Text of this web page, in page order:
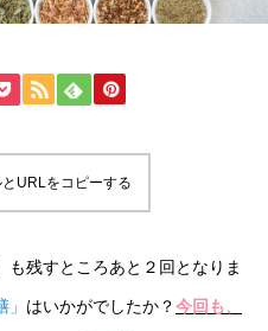
URLをコピーする
残すところあと２回となりま
はいかがでしたか？今回も、